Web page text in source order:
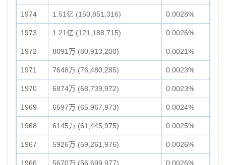
1974 1.51亿 (150,851,316) 0.0028%
1973 1.21亿 (121,188,715) 0.0026%
1972 8091万 (80,913,200) 0.0021%
1971 7648万 (76,480,285) 0.0023%
1970 6874万 (68,739,972) 0.0023%
1969 6597万 (65,967,973) 0.0024%
1968 6145万 (61,445,975) 0.0025%
1967 5926万 (59,261,976) 0.0026%
1966 5670万 (56,699,977) 0.0026%